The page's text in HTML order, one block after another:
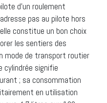
d’un roulement
pas au pilote hors
constitue un bon choix
les sentiers des
mode de transport routier
cylindrée signifie
; sa consommation
en utilisation